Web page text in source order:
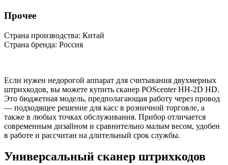
Прочее
Страна производства: Китай
Страна бренда: Россия
Если нужен недорогой аппарат для считывания двухмерных
штрихкодов, вы можете купить сканер POScenter HH-2D HD.
Это бюджетная модель, предполагающая работу через провод
— подходящее решение для касс в розничной торговле, а
также в любых точках обслуживания. Прибор отличается
современным дизайном и сравнительно малым весом, удобен
в работе и рассчитан на длительный срок службы.
Универсальный сканер штрихкодов